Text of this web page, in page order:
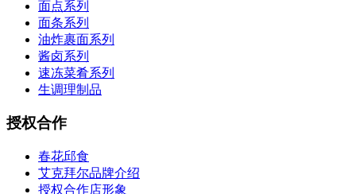
面点系列
面条系列
油炸裹面系列
酱卤系列
速冻菜肴系列
生调理制品
授权合作
春花邱食
艾克拜尔品牌介绍
授权合作店形象